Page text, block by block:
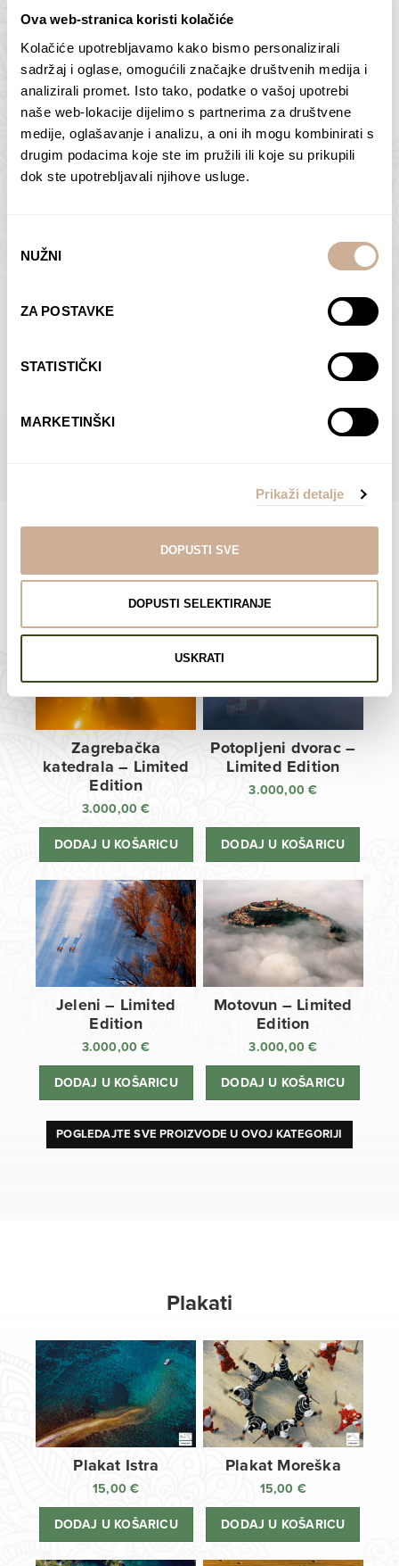
Ova web-stranica koristi kolačiće
Kolačiće upotrebljavamo kako bismo personalizirali
sadržaj i oglase, omogućili značajke društvenih medija i
analizirali promet. Isto tako, podatke o vašoj upotrebi
naše web-lokacije dijelimo s partnerima za društvene
medije, oglašavanje i analizu, a oni ih mogu kombinirati s
drugim podacima koje ste im pružili ili koje su prikupili
dok ste upotrebljavali njihove usluge.
pristanka
NUŽNI
ZA POSTAVKE
STATISTIČKI
MARKETINŠKI
Prikaži detalje
DOPUSTI SVE
DOPUSTI SELEKTIRANJE
USKRATI
Butan – ljudi 2
75,00€ – 138,00€Raspon
cijena:
od
75,00 €
138,00 €
ODABERI OPCIJE
Antarktika – krajolik
2
75,00€ – 138,00€Raspon
cijena:
od
ODABERI OPCIJE
Dolac
ODABERI OPCIJE
Moreškanti – sjena
€Raspon
od
75,00 €
do
138,00 €
ODABERI OPCIJE
POGLEDAJTE SVE PROIZVODE U OVOJ KATEGORIJI
Limited Edition Fotografije
Zagrebačka
katedrala – Limited
Edition
3.000,00€
DODAJ U KOŠARICU
Potopljeni dvorac –
Limited Edition
3.000,00€
DODAJ U KOŠARICU
Jeleni – Limited
Edition
3.000,00€
DODAJ U KOŠARICU
Motovun – Limited
Edition
3.000,00€
DODAJ U KOŠARICU
POGLEDAJTE SVE PROIZVODE U OVOJ KATEGORIJI
Plakati
Plakat Istra
15,00€
DODAJ U KOŠARICU
Plakat Moreška
15,00 €
DODAJ U KOŠARICU